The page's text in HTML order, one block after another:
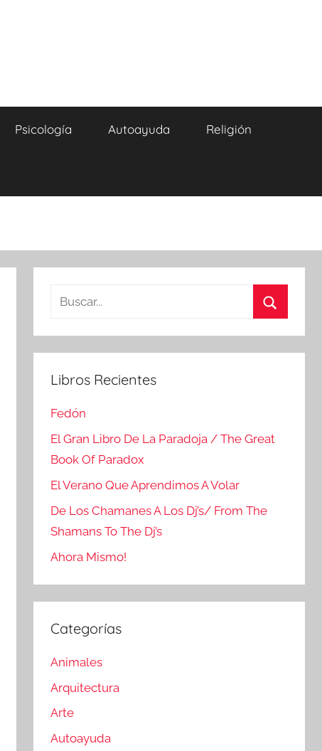
Psicología Autoayuda Religión
Buscar:
Libros Recientes
Fedón
El Gran Libro De La Paradoja / The Great
Book Of Paradox
El Verano Que Aprendimos A Volar
De Los Chamanes A Los Dj’s/ From The
Shamans To The Dj’s
Ahora Mismo!
Categorías
Animales
Arquitectura
Arte
Autoayuda